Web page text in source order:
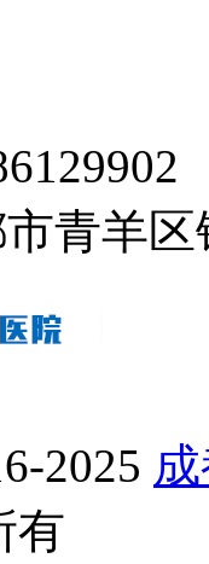
青羊
2025
有